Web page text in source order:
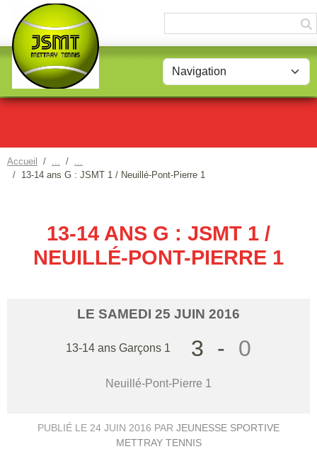
Accueil
13-14 ans G : JSMT 1 / Neuillé-Pont-Pierre 1
13-14 ANS G : JSMT 1 /
NEUILLÉ-PONT-PIERRE 1
LE SAMEDI 25 JUIN 2016
13-14 ans Garçons 1 3 - 0
Neuillé-Pont-Pierre 1
PUBLIÉ LE 24 JUIN 2016 PAR JEUNESSE SPORTIVE
METTRAY TENNIS
Panneau de gestion des cookies